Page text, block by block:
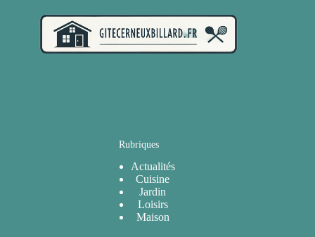
Rubriques
Actualités
Cuisine
Jardin
Loisirs
Maison